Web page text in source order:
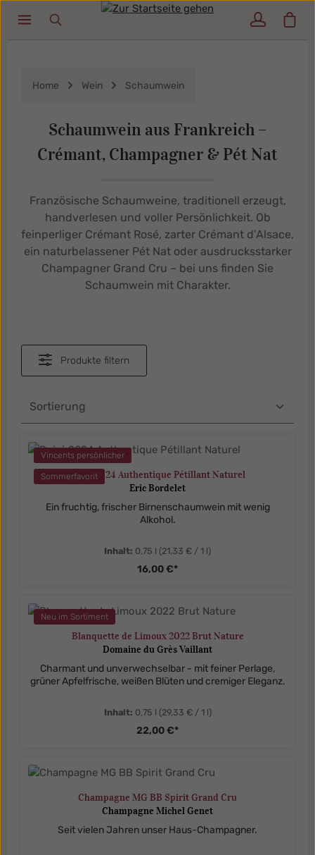
Zum Hauptinhalt springen
Home Wein Schaumwein
Schaumwein aus Frankreich –
Crémant, Champagner & Pét Nat
Französische Schaumweine, traditionell erzeugt,
handverlesen und voller Persönlichkeit. Ob
feinperliger Crémant Rosé, zarter Crémant d’Alsace,
ein naturbelassener Pét Nat oder ausdrucksstarker
Champagner Grand Cru – bei uns finden Sie
Schaumwein mit Charakter.
Produkte filtern
Vincents persönlicher
SommerfavoritPoiré 2024 Authentique Pétillant Naturel
Eric Bordelet
Ein fruchtig, frischer Birnenschaumwein mit wenig
Alkohol.
Inhalt: 0,75 l (21,33 € / 1 l)
16,00 €*
Neu im Sortiment
Blanquette de Limoux 2022 Brut Nature
Domaine du Grès Vaillant
Charmant und unverwechselbar - mit feiner Perlage,
grüner Apfelfrische, weißen Blüten und cremiger Eleganz.
Inhalt: 0,75 l (29,33 € / 1 l)
22,00 €*
Champagne MG BB Spirit Grand Cru
Champagne Michel Genet
Seit vielen Jahren unser Haus-Champagner.